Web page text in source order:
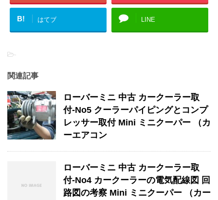
B! はてブ LINE
-
関連記事
ローバーミニ 中古 カークーラー取
付-No5 クーラーパイピングとコンプ
レッサー取付 Mini ミニクーパー （カ
ーエアコン
ローバーミニ 中古 カークーラー取
付-No4 カークーラーの電気配線図 回
路図の考察 Mini ミニクーパー （カー